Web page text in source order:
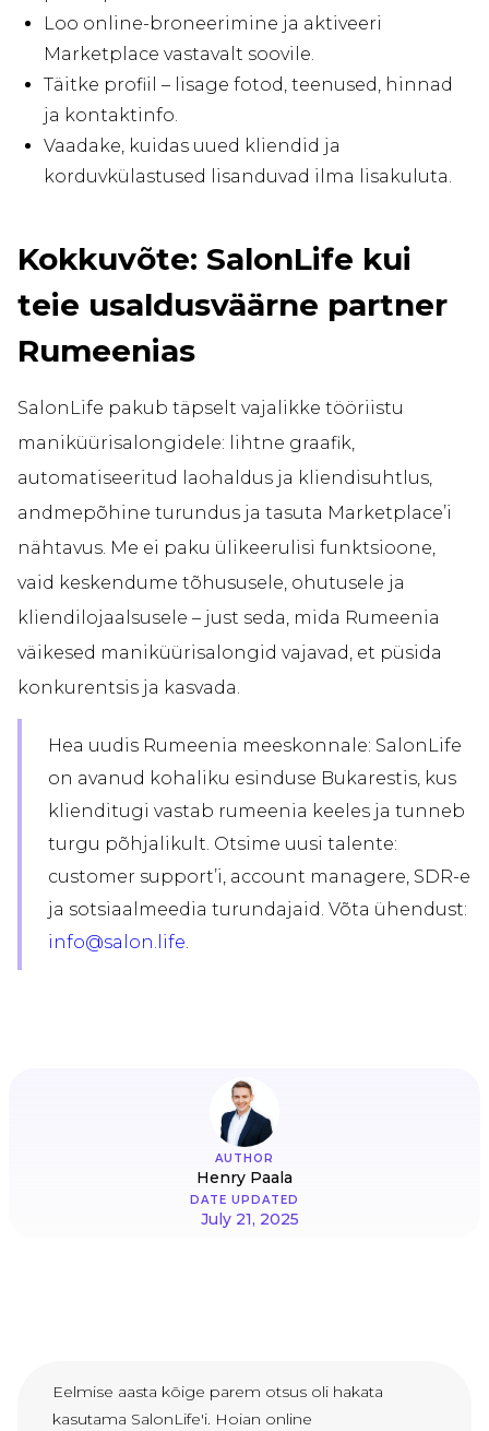
Loo online-broneerimine ja aktiveeri
Marketplace vastavalt soovile.
Täitke profiil – lisage fotod, teenused, hinnad
ja kontaktinfo.
Vaadake, kuidas uued kliendid ja
korduvkülastused lisanduvad ilma lisakuluta.
Kokkuvõte: SalonLife kui
teie usaldusväärne partner
Rumeenias
SalonLife pakub täpselt vajalikke tööriistu
maniküürisalongidele: lihtne graafik,
automatiseeritud laohaldus ja kliendisuhtlus,
andmepõhine turundus ja tasuta Marketplace’i
nähtavus. Me ei paku ülikeerulisi funktsioone,
vaid keskendume tõhususele, ohutusele ja
kliendilojaalsusele – just seda, mida Rumeenia
väikesed maniküürisalongid vajavad, et püsida
konkurentsis ja kasvada.
Hea uudis Rumeenia meeskonnale: SalonLife
on avanud kohaliku esinduse Bukarestis, kus
klienditugi vastab rumeenia keeles ja tunneb
turgu põhjalikult. Otsime uusi talente:
customer support’i, account managere, SDR-e
ja sotsiaalmeedia turundajaid. Võta ühendust:
info@salon.life.
AUTHOR
Henry Paala
DATE UPDATED
July 21, 2025
Eelmise aasta kõige parem otsus oli hakata
kasutama SalonLife'i. Hoian online